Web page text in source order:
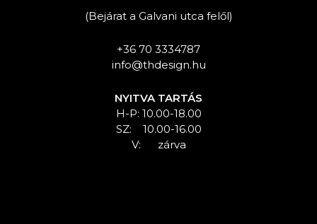
(Bejárat a Galvani utca felől)
+36 70 3334787
info@thdesign.hu
NYITVA TARTÁS
H-P: 10.00-18.00
SZ: 10.00-16.00
V: zárva